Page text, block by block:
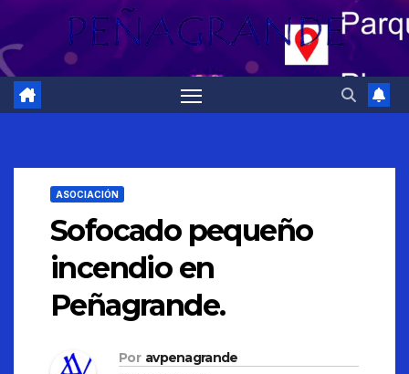
ASOCIACIÓN
Sofocado pequeño
incendio en
Peñagrande.
Por avpenagrande